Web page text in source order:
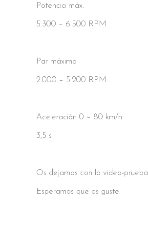
Potencia máx.
5.300 – 6.500 RPM
Par máximo
2.000 – 5.200 RPM
Aceleración 0 – 80 km/h
3,5 s
Os dejamos con la video-prueba
Esperamos que os guste.